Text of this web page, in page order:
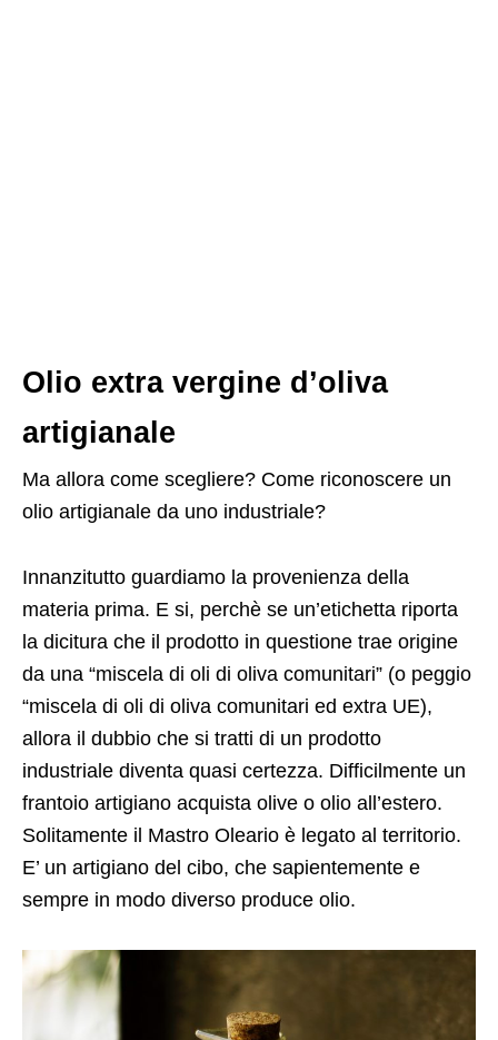
Olio extra vergine d’oliva
artigianale
Ma allora come scegliere? Come riconoscere un
olio artigianale da uno industriale?
Innanzitutto guardiamo la provenienza della
materia prima. E si, perchè se un’etichetta riporta
la dicitura che il prodotto in questione trae origine
da una “miscela di oli di oliva comunitari” (o peggio
“miscela di oli di oliva comunitari ed extra UE),
allora il dubbio che si tratti di un prodotto
industriale diventa quasi certezza. Difficilmente un
frantoio artigiano acquista olive o olio all’estero.
Solitamente il Mastro Oleario è legato al territorio.
E’ un artigiano del cibo, che sapientemente e
sempre in modo diverso produce olio.